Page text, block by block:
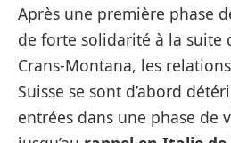
Après une première phase
de forte solidarité à la suite
Crans-Montana, les
Suisse se sont d’abord
entrées dans une phase de